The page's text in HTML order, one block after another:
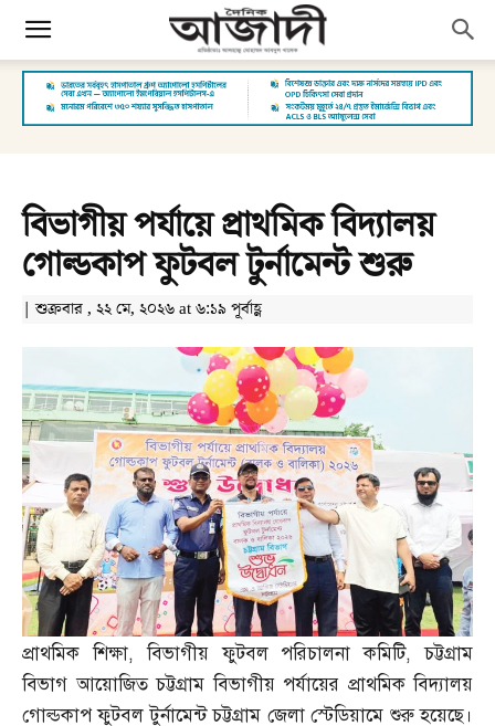
বিভাগীয় পর্যায়ে প্রাথমিক বিদ্যালয়
গোল্ডকাপ ফুটবল টুর্নামেন্ট শুরু
| শুক্রবার , ২২ মে, ২০২৬ at ৬:১৯ পূর্বাহ্ণ
প্রাথমিক শিক্ষা,বিভাগীয় ফুটবল পরিচালনা কমিটি,চট্টগ্রাম
বিভাগ আয়োজিত চট্টগ্রাম বিভাগীয় পর্যায়ের প্রাথমিক বিদ্যালয়
গোল্ডকাপ ফুটবল টুর্নামেন্ট চট্টগ্রাম জেলা স্টেডিয়ামে শুরু হয়েছে।